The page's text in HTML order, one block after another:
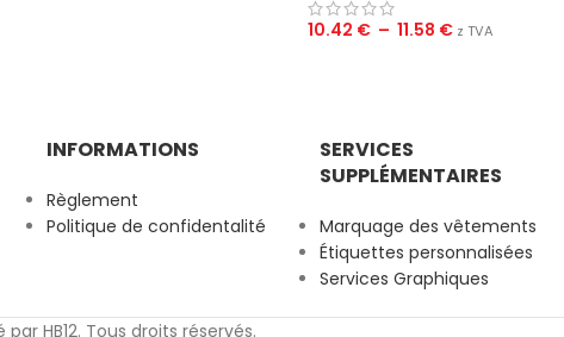
10.42 € – 11.58 € z TVA
INFORMATIONS
Règlement
Politique de confidentalité
SERVICES
SUPPLÉMENTAIRES
Marquage des vêtements
Étiquettes personnalisées
Services Graphiques
HB12. Tous droits réservés.